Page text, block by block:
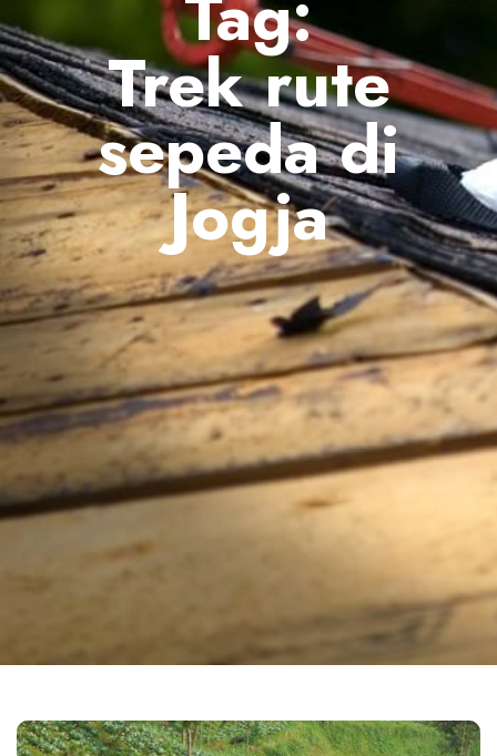
Trek rute
sepeda di
Jogja